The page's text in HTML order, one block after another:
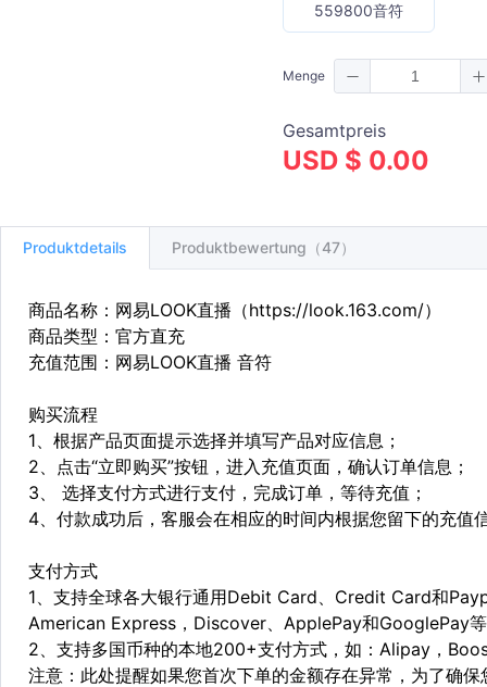
559800音符
Menge
Gesamtpreis
USD $ 0.00
Produktdetails Produktbewertung（47）
商品名称：网易LOOK直播（https://look.163.com/）
商品类型：官方直充
充值范围：网易LOOK直播 音符
购买流程
1、根据产品页面提示选择并填写产品对应信息；
2、点击“立即购买”按钮，进入充值页面，确认订单信息；
3、 选择支付方式进行支付，完成订单，等待充值；
4、付款成功后，客服会在相应的时间内根据您留下的充值
支付方式
1、支持全球各大银行通用Debit Card、Credit Card和
American Express，Discover、ApplePay和GooglePay
2、支持多国币种的本地200+支付方式，如：Alipay，
注意：此处提醒如果您首次下单的金额存在异常，为了确